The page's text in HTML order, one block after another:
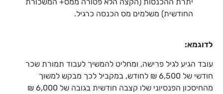
החודשית) משלמים מס הכנסה כרגיל.
לדוגמא:
עובד הגיע לגיל פרישה, ומחליט להמשיך לעבוד תמורת שכר
חודשי של 6,500 ₪ לחודש, במקביל לכך מבקש למשוך
מהחיסכון הפנסיוני שלו קצבה חודשית בגובה של 6,000 ₪